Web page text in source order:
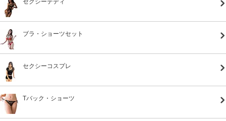
ブラ・ショーツセット
セクシーコスプレ
Tバック・ショーツ